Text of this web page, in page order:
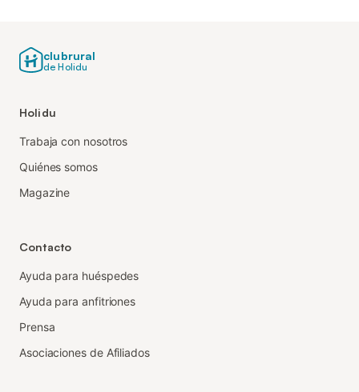
clubrural
de Holidu
Holidu
Trabaja con nosotros
Quiénes somos
Magazine
Contacto
Ayuda para huéspedes
Ayuda para anfitriones
Prensa
Asociaciones de Afiliados